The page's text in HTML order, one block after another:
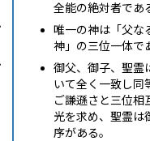
全能の絶対者であ
唯一の神は「父な
神」の三位一体で
御父、御子、聖霊
いて全く一致し同
ご謙遜さと三位相
光を求め、聖霊は
序がある。